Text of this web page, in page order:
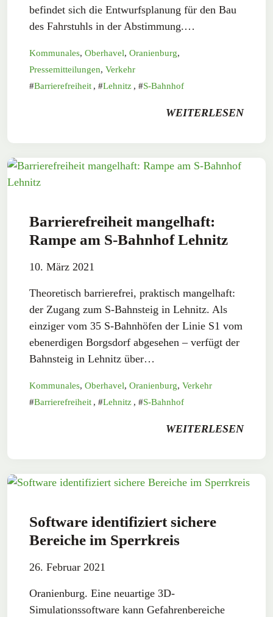
befindet sich die Entwurfsplanung für den Bau
des Fahrstuhls in der Abstimmung.…
Kommunales, Oberhavel, Oranienburg,
Pressemitteilungen, Verkehr
Barrierefreiheit , Lehnitz , S-Bahnhof
WEITERLESEN
Barrierefreiheit mangelhaft:
Rampe am S-Bahnhof Lehnitz
10. März 2021
Theoretisch barrierefrei, praktisch mangelhaft:
der Zugang zum S-Bahnsteig in Lehnitz. Als
einziger vom 35 S-Bahnhöfen der Linie S1 vom
ebenerdigen Borgsdorf abgesehen – verfügt der
Bahnsteig in Lehnitz über…
Kommunales, Oberhavel, Oranienburg, Verkehr
Barrierefreiheit , Lehnitz , S-Bahnhof
WEITERLESEN
Software identifiziert sichere
Bereiche im Sperrkreis
26. Februar 2021
Oranienburg. Eine neuartige 3D-
Simulationssoftware kann Gefahrenbereiche